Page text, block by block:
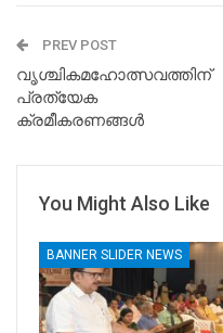
PREV POST
വൃശ്ചികമഹോത്സവത്തിന്
പ്രത്യേക
ക്രമീകരണങ്ങള്‍
You Might Also Like
BANNER SLIDER NEWS